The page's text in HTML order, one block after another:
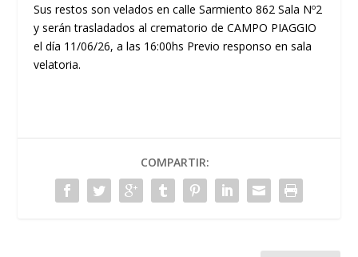
Sus restos son velados en calle Sarmiento 862 Sala Nº2
y serán trasladados al crematorio de CAMPO PIAGGIO
el día 11/06/26, a las 16:00hs Previo responso en sala
velatoria.
COMPARTIR: